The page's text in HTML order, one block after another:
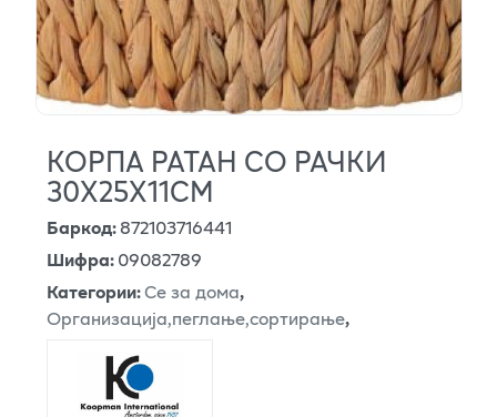
КОРПА РАТАН СО РАЧКИ
30X25X11CM
Баркод:872103716441
Шифра:09082789
Категории:Се за дома,
Организација,пеглање,сортирање,